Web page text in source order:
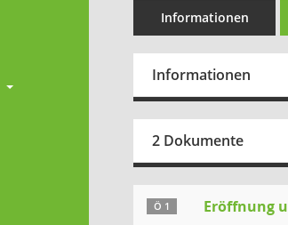
Informationen
Informationen
2 Dokumente
Ö 1 Eröffnung